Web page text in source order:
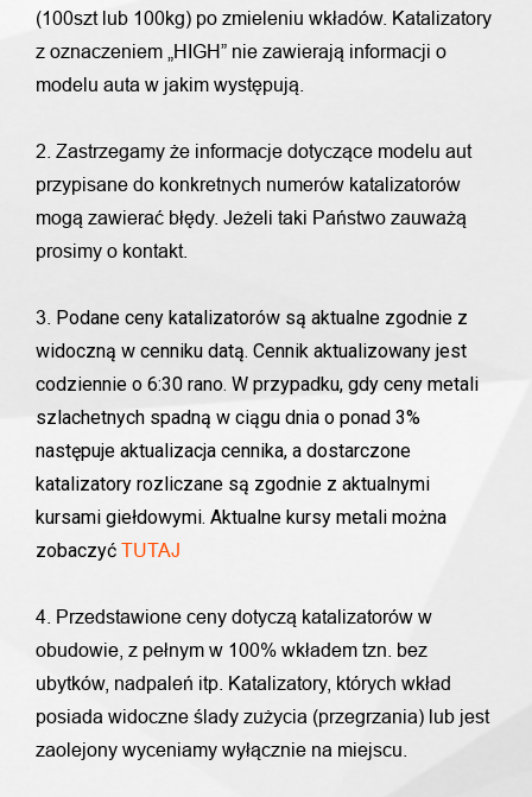
(100szt lub 100kg) po zmieleniu wkładów. Katalizatory
z oznaczeniem „HIGH” nie zawierają informacji o
modelu auta w jakim występują.
2. Zastrzegamy że informacje dotyczące modelu aut
przypisane do konkretnych numerów katalizatorów
mogą zawierać błędy. Jeżeli taki Państwo zauważą
prosimy o kontakt.
3. Podane ceny katalizatorów są aktualne zgodnie z
widoczną w cenniku datą. Cennik aktualizowany jest
codziennie o 6:30 rano. W przypadku, gdy ceny metali
szlachetnych spadną w ciągu dnia o ponad 3%
następuje aktualizacja cennika, a dostarczone
katalizatory rozliczane są zgodnie z aktualnymi
kursami giełdowymi. Aktualne kursy metali można
zobaczyć TUTAJ
4. Przedstawione ceny dotyczą katalizatorów w
obudowie, z pełnym w 100% wkładem tzn. bez
ubytków, nadpaleń itp. Katalizatory, których wkład
posiada widoczne ślady zużycia (przegrzania) lub jest
zaolejony wyceniamy wyłącznie na miejscu.